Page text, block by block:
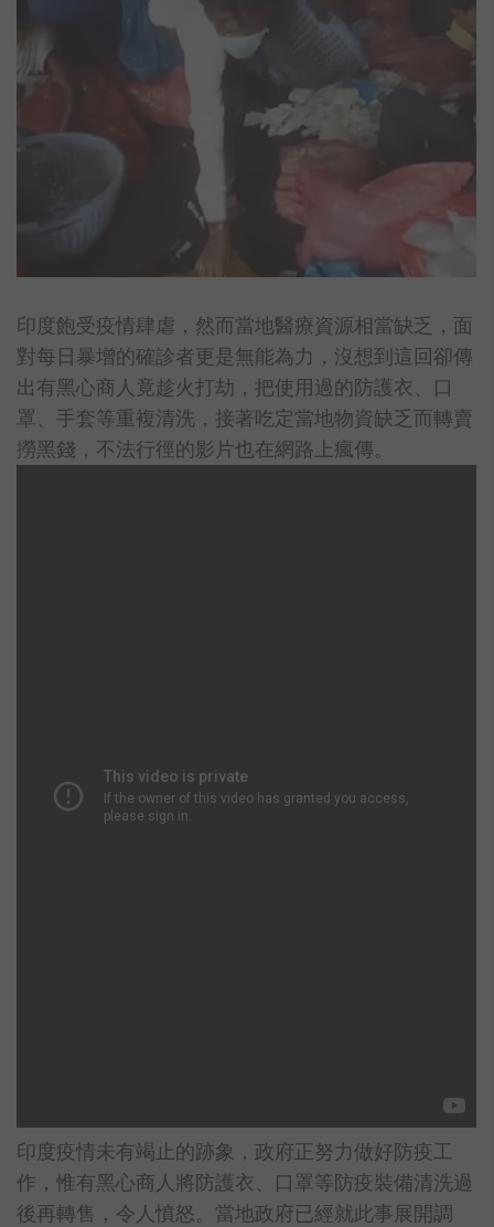
印度飽受疫情肆虐，然而當地醫療資源相當缺乏，面
對每日暴增的確診者更是無能為力，沒想到這回卻傳
出有黑心商人竟趁火打劫，把使用過的防護衣、口
罩、手套等重複清洗，接著吃定當地物資缺乏而轉賣
撈黑錢，不法行徑的影片也在網路上瘋傳。
印度疫情未有竭止的跡象，政府正努力做好防疫工
作，惟有黑心商人將防護衣、口罩等防疫裝備清洗過
後再轉售，令人憤怒。當地政府已經就此事展開調